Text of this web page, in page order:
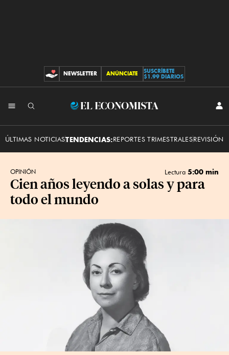
CONTRIBUCIONES
NEWSLETTER ANÚNCIATE
SUSCRÍBETE
$1.99 DIARIOS
El
ÚLTIMAS NOTICIASTENDENCIAS:REPORTES TRIMESTRALESREVISIÓN
OPINIÓN Lectura 5:00 min
Cien años leyendo a solas y para
todo el mundo